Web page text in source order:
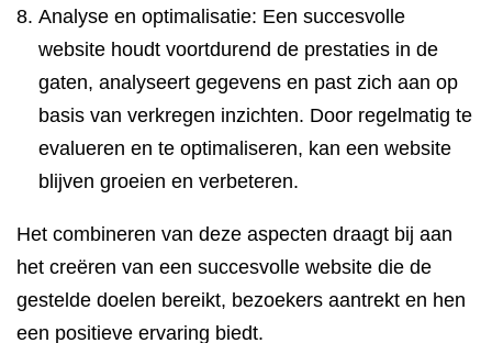
Analyse en optimalisatie: Een succesvolle
website houdt voortdurend de prestaties in de
gaten, analyseert gegevens en past zich aan op
basis van verkregen inzichten. Door regelmatig te
evalueren en te optimaliseren, kan een website
blijven groeien en verbeteren.
Het combineren van deze aspecten draagt bij aan
het creëren van een succesvolle website die de
gestelde doelen bereikt, bezoekers aantrekt en hen
een positieve ervaring biedt.